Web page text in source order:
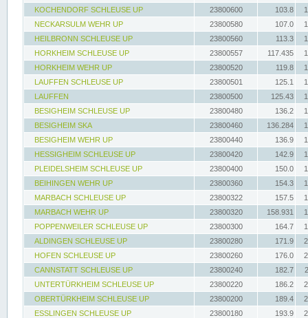
KOCHENDORF SCHLEUSE UP
23800600 103.8
NECKARSULM WEHR UP
23800580 107.0
HEILBRONN SCHLEUSE UP
23800560 113.3
HORKHEIM SCHLEUSE UP
23800557 117.435
HORKHEIM WEHR UP
23800520 119.8
LAUFFEN SCHLEUSE UP
23800501 125.1
LAUFFEN
23800500 125.43
BESIGHEIM SCHLEUSE UP
23800480 136.2
BESIGHEIM SKA
23800460 136.284
BESIGHEIM WEHR UP
23800440 136.9
HESSIGHEIM SCHLEUSE UP
23800420 142.9
PLEIDELSHEIM SCHLEUSE UP
23800400 150.0
BEIHINGEN WEHR UP
23800360 154.3
MARBACH SCHLEUSE UP
23800322 157.5
MARBACH WEHR UP
23800320 158.931
POPPENWEILER SCHLEUSE UP
23800300 164.7
ALDINGEN SCHLEUSE UP
23800280 171.9
HOFEN SCHLEUSE UP
23800260 176.0
CANNSTATT SCHLEUSE UP
23800240 182.7
UNTERTÜRKHEIM SCHLEUSE UP
23800220 186.2
OBERTÜRKHEIM SCHLEUSE UP
23800200 189.4
ESSLINGEN SCHLEUSE UP
23800180 193.9